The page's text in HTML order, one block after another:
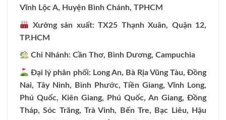
Vĩnh Lộc A, Huyện Bình Chánh, TPHCM
Xưởng sản xuất: TX25 Thạnh Xuân, Quận 12,
TP.HCM
Chi Nhánh: Cần Thơ, Bình Dương, Campuchia
Đại lý phân phối: Long An, Bà Rịa Vũng Tàu, Đồng
Nai, Tây Ninh, Bình Phước, Tiền Giang, Vĩnh Long,
Phú Quốc, Kiên Giang, Phú Quốc, An Giang, Đồng
Tháp, Sóc Trăng, Trà Vinh, Bến Tre, Bạc Liêu, Hậu